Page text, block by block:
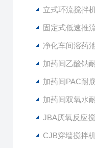
立式环流搅拌
固定式低速推
净化车间溶药
加药间乙酸钠耐
加药间PAC耐
加药间双氧水耐
JBA厌氧反应
CJB穿墙搅拌